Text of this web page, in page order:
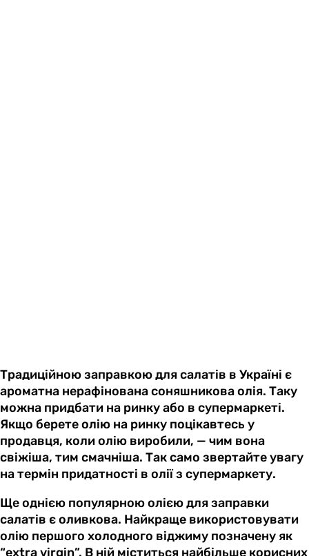
Традиційною заправкою для салатів в Україні є
ароматна нерафінована соняшникова олія. Таку
можна придбати на ринку або в супермаркеті.
Якщо берете олію на ринку поцікавтесь у
продавця, коли олію виробили, — чим вона
свіжіша, тим смачніша. Так само звертайте увагу
на термін придатності в олії з супермаркету.
Ще однією популярною олією для заправки
салатів є оливкова. Найкраще використовувати
олію першого холодного віджиму позначену як
“extra virgin”. В ній міститься найбільше корисних